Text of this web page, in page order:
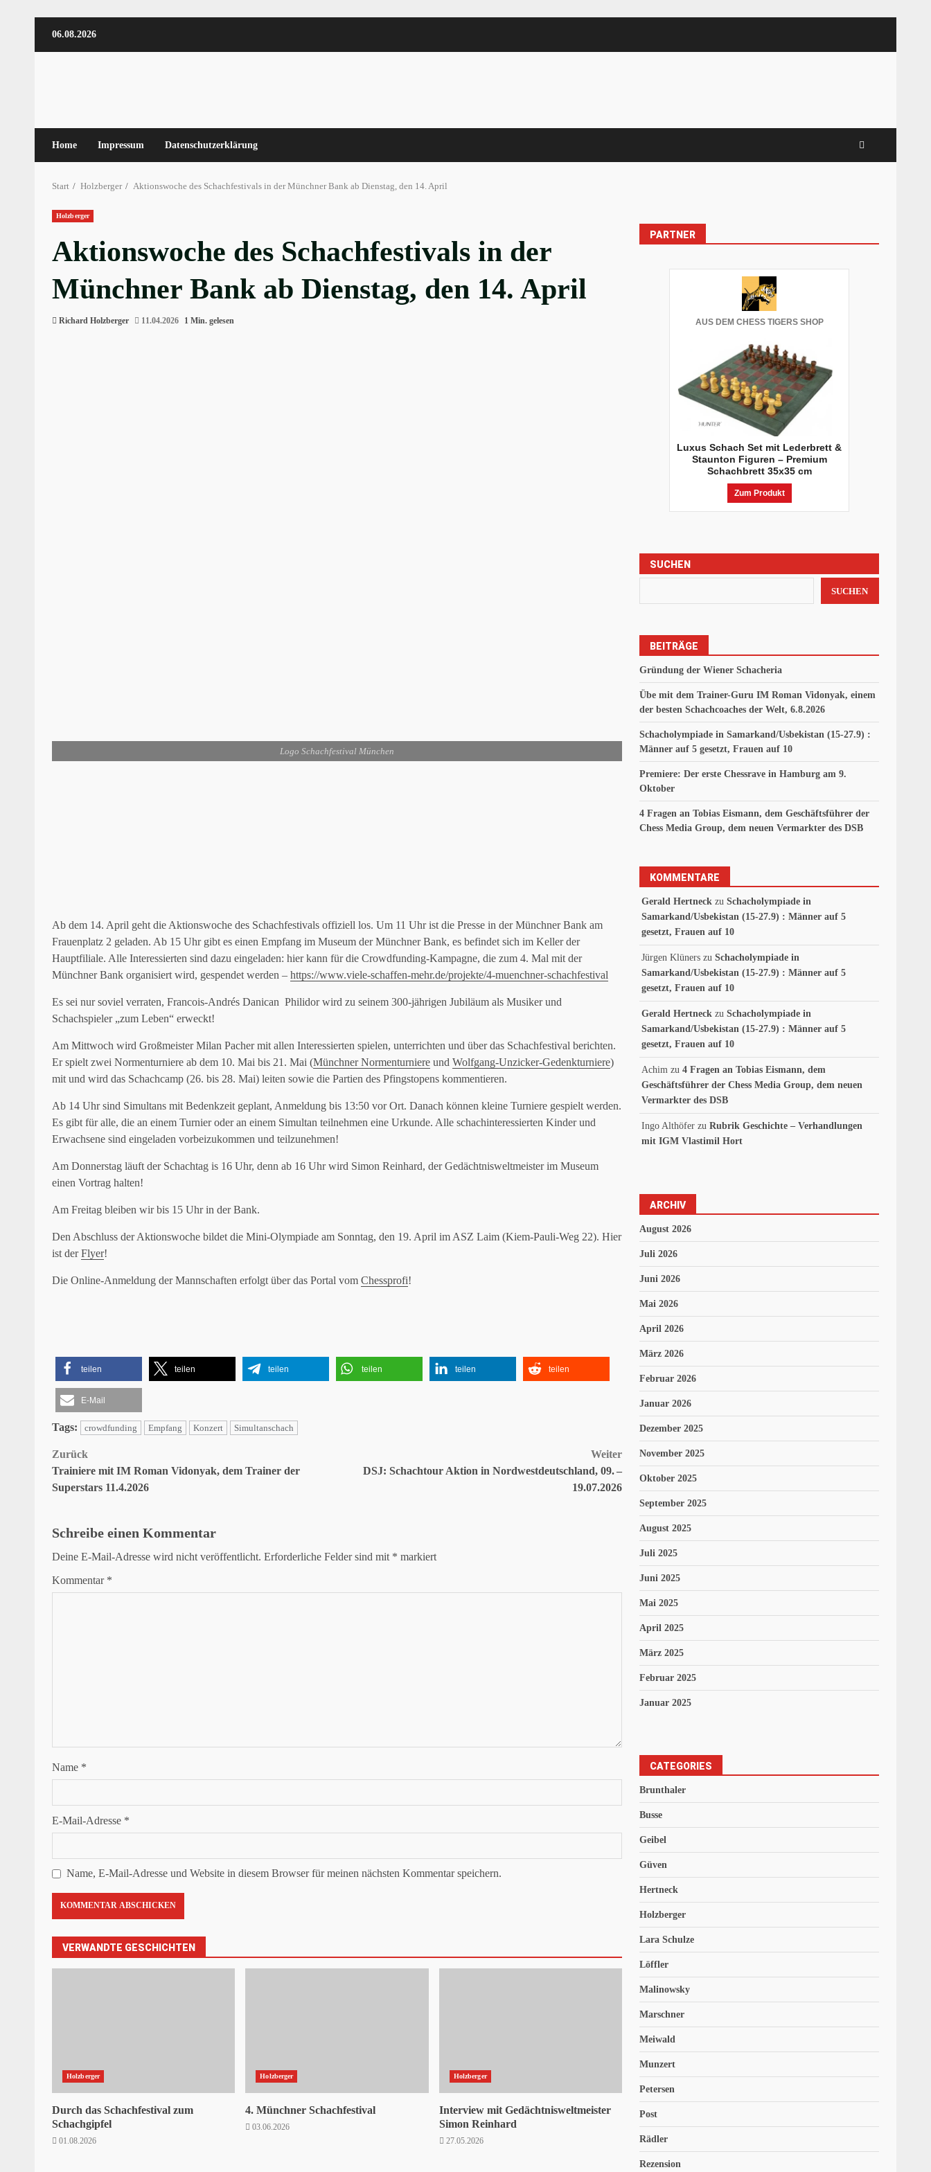
Inhalt
06.08.2026
Home Impressum Datenschutzerklärung
Start Holzberger Aktionswoche des Schachfestivals in der Münchner Bank ab Dienstag, den 14. April
Holzberger
Aktionswoche des Schachfestivals in der
Münchner Bank ab Dienstag, den 14. April
Richard Holzberger 11.04.2026 1 Min. gelesen
Logo Schachfestival München
Ab dem 14. April geht die Aktionswoche des Schachfestivals offiziell los. Um 11 Uhr ist die Presse in der Münchner Bank am
Frauenplatz 2 geladen. Ab 15 Uhr gibt es einen Empfang im Museum der Münchner Bank, es befindet sich im Keller der
Hauptfiliale. Alle Interessierten sind dazu eingeladen: hier kann für die Crowdfunding-Kampagne, die zum 4. Mal mit der
Münchner Bank organisiert wird, gespendet werden – https://www.viele-schaffen-mehr.de/projekte/4-muenchner-schachfestival
Es sei nur soviel verraten, Francois-Andrés Danican Philidor wird zu seinem 300-jährigen Jubiläum als Musiker und
Schachspieler „zum Leben“ erweckt!
Am Mittwoch wird Großmeister Milan Pacher mit allen Interessierten spielen, unterrichten und über das Schachfestival berichten.
Er spielt zwei Normenturniere ab dem 10. Mai bis 21. Mai (Münchner Normenturniere und Wolfgang-Unzicker-Gedenkturniere)
mit und wird das Schachcamp (26. bis 28. Mai) leiten sowie die Partien des Pfingstopens kommentieren.
Ab 14 Uhr sind Simultans mit Bedenkzeit geplant, Anmeldung bis 13:50 vor Ort. Danach können kleine Turniere gespielt werden.
Es gibt für alle, die an einem Turnier oder an einem Simultan teilnehmen eine Urkunde. Alle schachinteressierten Kinder und
Erwachsene sind eingeladen vorbeizukommen und teilzunehmen!
Am Donnerstag läuft der Schachtag is 16 Uhr, denn ab 16 Uhr wird Simon Reinhard, der Gedächtnisweltmeister im Museum
einen Vortrag halten!
Am Freitag bleiben wir bis 15 Uhr in der Bank.
Den Abschluss der Aktionswoche bildet die Mini-Olympiade am Sonntag, den 19. April im ASZ Laim (Kiem-Pauli-Weg 22). Hier
ist derFlyer!
Die Online-Anmeldung der Mannschaften erfolgt über das Portal vom Chessprofi!
teilen teilen teilen teilen teilen teilen
E-Mail
Tags: crowdfunding Empfang Konzert Simultanschach
Beitragsnavigation
Zurück
Trainiere mit IM Roman Vidonyak, dem Trainer der
Superstars 11.4.2026
Weiter
DSJ: Schachtour Aktion in Nordwestdeutschland, 09. –
19.07.2026
Schreibe einen Kommentar
Deine E-Mail-Adresse wird nicht veröffentlicht. Erforderliche Felder sind mit * markiert
Kommentar *
Name *
E-Mail-Adresse *
Name, E-Mail-Adresse und Website in diesem Browser für meinen nächsten Kommentar speichern.
VERWANDTE GESCHICHTEN
Holzberger
Durch das Schachfestival zum
Schachgipfel
01.08.2026
Holzberger
4. Münchner Schachfestival
03.06.2026
Holzberger
Interview mit Gedächtnisweltmeister
Simon Reinhard
27.05.2026
PARTNER
AUS DEM CHESS TIGERS SHOP
Luxus Schach Set mit Lederbrett &
Staunton Figuren – Premium
Schachbrett 35x35 cm
Zum Produkt
SUCHEN
SUCHEN
BEITRÄGE
Gründung der Wiener Schacheria
Übe mit dem Trainer-Guru IM Roman Vidonyak, einem
der besten Schachcoaches der Welt, 6.8.2026
Schacholympiade in Samarkand/Usbekistan (15-27.9) :
Männer auf 5 gesetzt, Frauen auf 10
Premiere: Der erste Chessrave in Hamburg am 9.
Oktober
4 Fragen an Tobias Eismann, dem Geschäftsführer der
Chess Media Group, dem neuen Vermarkter des DSB
KOMMENTARE
Gerald Hertneck zuSchacholympiade in
Samarkand/Usbekistan (15-27.9) : Männer auf 5
gesetzt, Frauen auf 10
Jürgen Klüners zuSchacholympiade in
Samarkand/Usbekistan (15-27.9) : Männer auf 5
gesetzt, Frauen auf 10
Gerald Hertneck zuSchacholympiade in
Samarkand/Usbekistan (15-27.9) : Männer auf 5
gesetzt, Frauen auf 10
Achim zu4 Fragen an Tobias Eismann, dem
Geschäftsführer der Chess Media Group, dem neuen
Vermarkter des DSB
Ingo Althöfer zuRubrik Geschichte – Verhandlungen
mit IGM Vlastimil Hort
ARCHIV
August 2026
Juli 2026
Juni 2026
Mai 2026
April 2026
März 2026
Februar 2026
Januar 2026
Dezember 2025
November 2025
Oktober 2025
September 2025
August 2025
Juli 2025
Juni 2025
Mai 2025
April 2025
März 2025
Februar 2025
Januar 2025
CATEGORIES
Brunthaler
Busse
Geibel
Güven
Hertneck
Holzberger
Lara Schulze
Löffler
Malinowsky
Marschner
Meiwald
Munzert
Petersen
Post
Rädler
Rezension